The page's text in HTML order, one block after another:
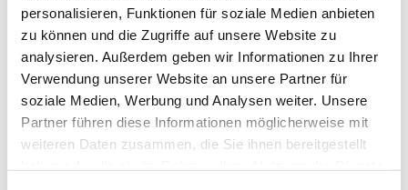
personalisieren, Funktionen für soziale Medien anbieten
zu können und die Zugriffe auf unsere Website zu
analysieren. Außerdem geben wir Informationen zu Ihrer
Verwendung unserer Website an unsere Partner für
soziale Medien, Werbung und Analysen weiter. Unsere
Partner führen diese Informationen möglicherweise mit
weiteren Daten zusammen, die Sie ihnen bereitgestellt